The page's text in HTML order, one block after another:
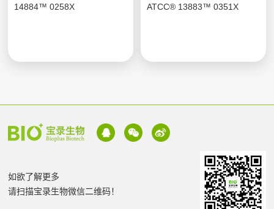
14884™ 0258X
ATCC® 13883™ 0351X
如欲了解更多
请扫描宝录生物微信二维码！